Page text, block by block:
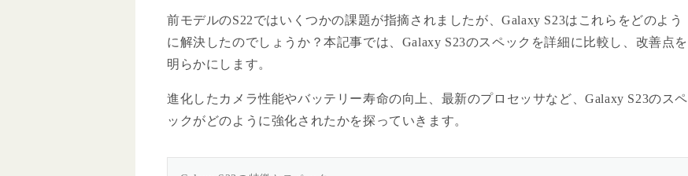
前モデルのS22ではいくつかの課題が指摘されましたが、Galaxy S23はこれらをどのよう
に解決したのでしょうか？本記事では、Galaxy S23のスペックを詳細に比較し、改善点を
明らかにします。
進化したカメラ性能やバッテリー寿命の向上、最新のプロセッサなど、Galaxy S23のスペ
ックがどのように強化されたかを探っていきます。